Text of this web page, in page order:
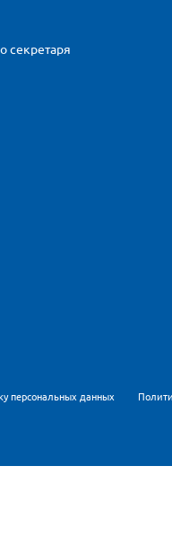
секретаря
персональных данных